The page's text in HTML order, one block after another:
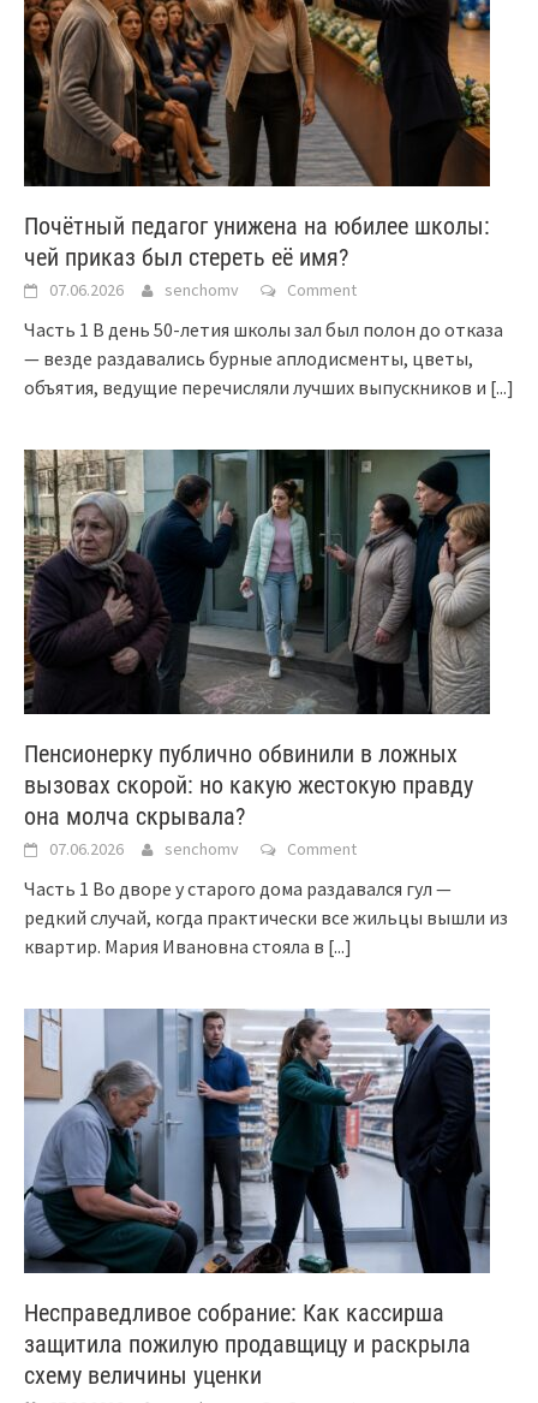
Почётный педагог унижена на юбилее школы:
чей приказ был стереть её имя?
07.06.2026 senchomv Comment
Часть 1 В день 50-летия школы зал был полон до отказа
— везде раздавались бурные аплодисменты, цветы,
объятия, ведущие перечисляли лучших выпускников и [...]
Пенсионерку публично обвинили в ложных
вызовах скорой: но какую жестокую правду
она молча скрывала?
07.06.2026 senchomv Comment
Часть 1 Во дворе у старого дома раздавался гул —
редкий случай, когда практически все жильцы вышли из
квартир. Мария Ивановна стояла в [...]
Несправедливое собрание: Как кассирша
защитила пожилую продавщицу и раскрыла
схему величины уценки